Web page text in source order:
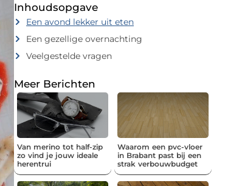
Inhoudsopgave
Een avond lekker uit eten
Een gezellige overnachting
Veelgestelde vragen
Meer Berichten
Van merino tot half-zip
zo vind je jouw ideale
herentrui
Waarom een pvc-vloer
in Brabant past bij een
strak verbouwbudget